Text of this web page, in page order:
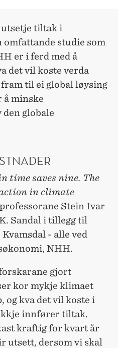
utsetje tiltak i
studie som
er i ferd med å
det vil koste verda
til ei global løysing
å minske
den globale
time saves nine. The
in climate
Stein Ivar
Sandal i tillegg til
- alle ved
NHH.
gjort
kor mykje klimaet
og kva det vil koste i
innfører tiltak.
kraftig for kvart år
utsett, dersom vi skal